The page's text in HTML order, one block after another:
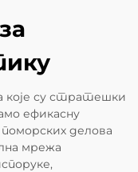
су стратешки
ефикасну
делова
мрежа